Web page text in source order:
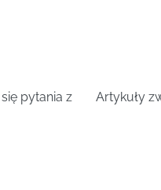
pytania z
Artykuły